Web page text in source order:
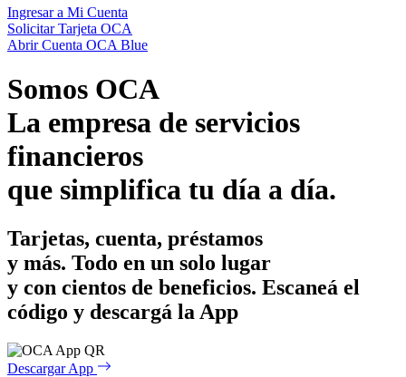
Ingresar a Mi Cuenta
Solicitar Tarjeta OCA
Abrir Cuenta OCA Blue
Somos OCA
La empresa de servicios
financieros
que simplifica tu día a día.
Tarjetas, cuenta, préstamos
y más. Todo en un solo lugar
y con cientos de beneficios. Escaneá el
código y descargá la App
Descargar App